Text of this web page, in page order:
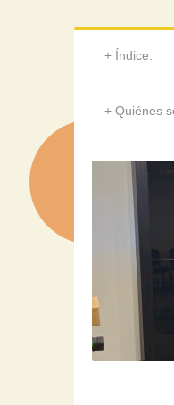
Índice.
Quiénes